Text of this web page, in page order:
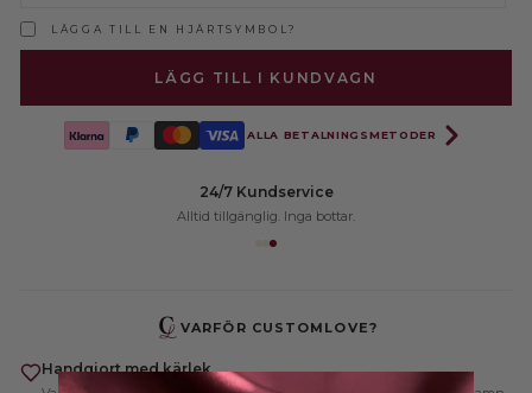
LÄGGA TILL EN HJÄRTSYMBOL?
LÄGG TILL I KUNDVAGN
ALLA BETALNINGSMETODER
24/7 Kundservice
Alltid tillgänglig. Inga bottar.
VARFÖR CUSTOMLOVE?
Handgjort med kärlek